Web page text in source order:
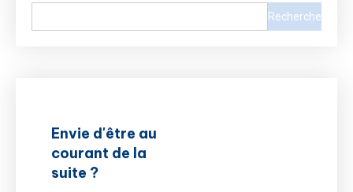
Recherche
Envie d'être au
courant de la
suite ?